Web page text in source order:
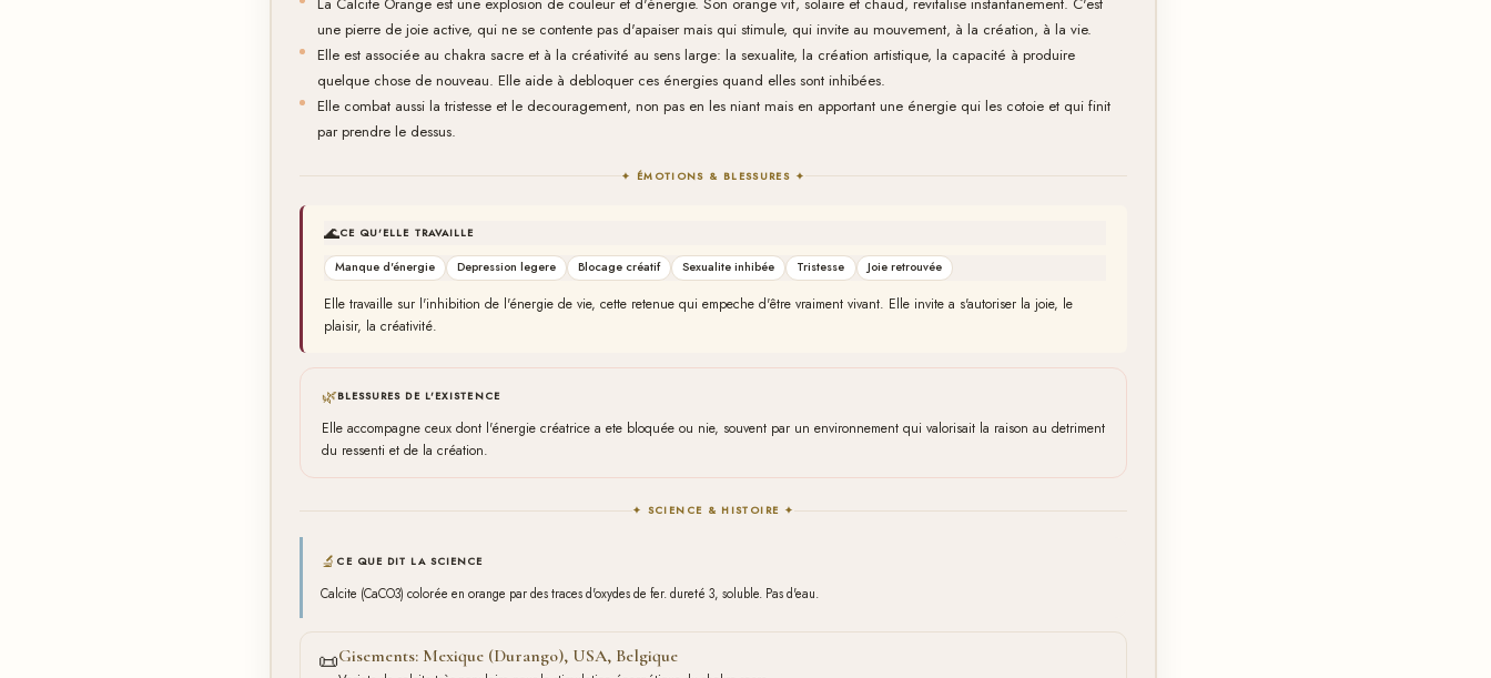
une pierre de joie active, qui ne se contente pas d'apaiser mais qui stimule, qui invite au mouvement, à la création, à la vie.
Elle est associée au chakra sacre et à la créativité au sens large: la sexualite, la création artistique, la capacité à produire
quelque chose de nouveau. Elle aide à debloquer ces énergies quand elles sont inhibées.
Elle combat aussi la tristesse et le decouragement, non pas en les niant mais en apportant une énergie qui les cotoie et qui finit
par prendre le dessus.
✦ ÉMOTIONS & BLESSURES ✦
🌊CE QU'ELLE TRAVAILLE
Manque d'énergie Depression legere Blocage créatif Sexualite inhibée Tristesse Joie retrouvée
Elle travaille sur l'inhibition de l'énergie de vie, cette retenue qui empeche d'être vraiment vivant. Elle invite a s'autoriser la joie, le
plaisir, la créativité.
🌿BLESSURES DE L'EXISTENCE
Elle accompagne ceux dont l'énergie créatrice a ete bloquée ou nie, souvent par un environnement qui valorisait la raison au detriment
du ressenti et de la création.
✦ SCIENCE & HISTOIRE ✦
🔬 CE QUE DIT LA SCIENCE
Calcite (CaCO3) colorée en orange par des traces d'oxydes de fer. dureté 3, soluble. Pas d'eau.
📜Gisements: Mexique (Durango), USA, Belgique